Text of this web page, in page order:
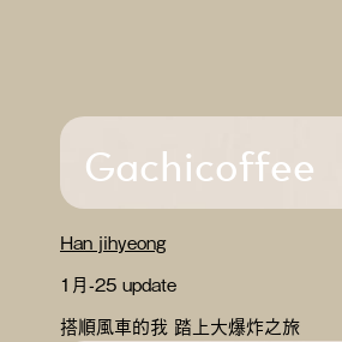
Gachicoffee
Han jihyeong
1月-25 update
搭順風車的我 踏上大爆炸之旅